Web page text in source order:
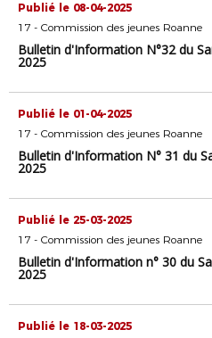
Publié le 08-04-2025
17 - Commission des jeunes Roanne
Bulletin d'Information N°32 du
2025
Publié le 01-04-2025
17 - Commission des jeunes Roanne
Bulletin d'Information N° 31 du
2025
Publié le 25-03-2025
17 - Commission des jeunes Roanne
Bulletin d'Information n° 30 du
2025
Publié le 18-03-2025